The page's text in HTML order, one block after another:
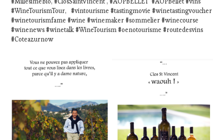
#WineTourismTour, #vintourisme #tastingmovie #winetastingvoucher
#winetourismfame #wine #winemaker #sommelier #winecourse
#winenews #winetalk #WineTourism #oenotourisme #routedesvins
#Coteazurnow